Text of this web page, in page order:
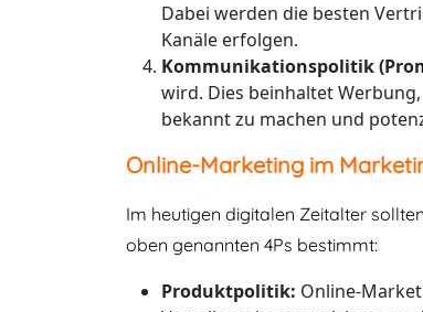
Dabei werden die besten
Kanäle erfolgen.
Kommunikationspolitik
wird. Dies beinhaltet
bekannt zu machen und
Online-Marketing im
Im heutigen digitalen Zeitalter
oben genannten 4Ps bestimmt:
Produktpolitik: Online-